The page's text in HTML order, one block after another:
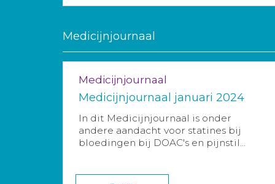
Medicijnjournaal
Medicijnjournaal
Medicijnjournaal januari 2024
In dit Medicijnjournaal is onder
andere aandacht voor statines bij
bloedingen bij DOAC's en pijnstil...